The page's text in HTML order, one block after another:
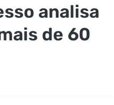
analisa
de 60